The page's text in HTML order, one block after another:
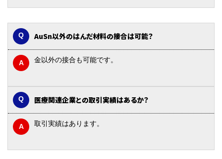
AuSn以外のはんだ材料の接合は可能？
金以外の接合も可能です。
医療関連企業との取引実績はあるか？
取引実績はあります。